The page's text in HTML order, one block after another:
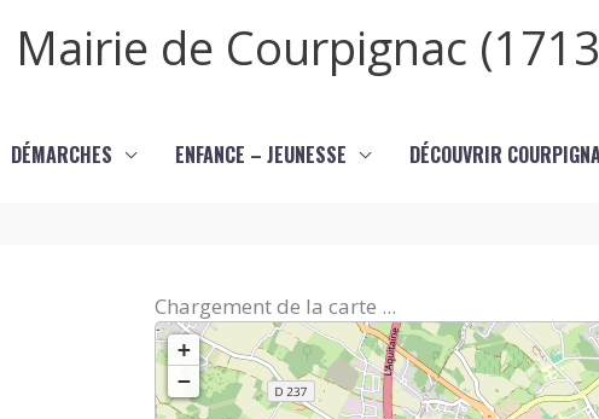
Mairie de Courpignac
DÉMARCHES ENFANCE – JEUNESSE DÉCOUVRIR
Chargement de la carte ...
+
−